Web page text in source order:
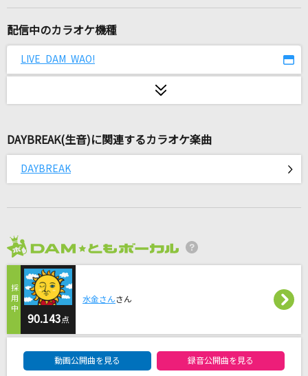
殺せんせーションズ(Hey! Say! JUMP ver.)
きみにしか聞こえない
わたがし
back number
ルーズリーフ
[生音]メイン・テーマ
薬師丸ひろ子
Monopoly
乃木坂46
[生音]友よ～RISING TOUR 2012 ver.～
配信中のカラオケ機種
LIVE DAM WAO!
DAYBREAK(生音)に関連するカラオケ楽曲
DAYBREAK
90.143点
水金さんさん
動画公開曲を見る 録音公開曲を見る